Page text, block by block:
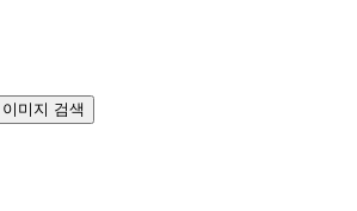
이미지 검색